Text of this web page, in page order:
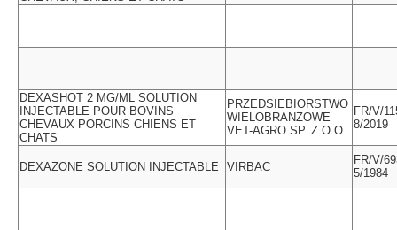
DEXASHOT 2 MG/ML SOLUTION
INJECTABLE POUR BOVINS
CHEVAUX PORCINS CHIENS ET
CHATS
PRZEDSIEBIORSTWO
WIELOBRANZOWE
VET-AGRO SP. Z O.O.
FR/V/
8/2019
DEXAZONE SOLUTION INJECTABLE VIRBAC
FR/V/
5/1984